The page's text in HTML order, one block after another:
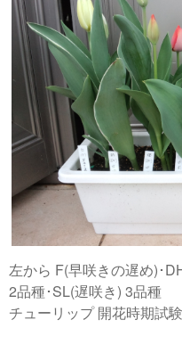
左から F(早咲きの遅め)･
2品種･SL(遅咲き) 3品種
チューリップ 開花時期試